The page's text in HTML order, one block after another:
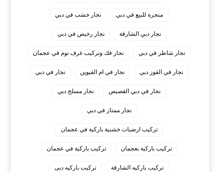
منجرة للبيع في دبي نجار خشب في دبي
نجار دبي الشارقة نجار رخيص في دبي
نجار شاطر في دبي نجار فك وتركيب غرف نوم في عجمان
نجار في القوز دبي نجار في ام القيوين نجار في دبي
نجار في دبي القصيص نجار مسلح دبي
نجار ممتاز في دبي
‏تركيب ارضيات خشبية باركية في عجمان
‏تركيب باركية بعجمان ‏تركيب باركية في عجمان
‏تركيب باركيه الشارقة ‏تركيب باركيه دبى